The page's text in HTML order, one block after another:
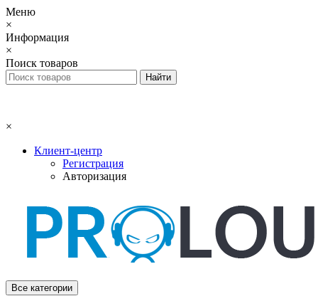
Меню
×
Информация
×
Поиск товаров
×
Клиент-центр
Регистрация
Авторизация
Все категории